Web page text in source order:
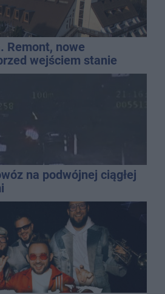
Remont, nowe
wejściem stanie
na podwójnej ciągłej